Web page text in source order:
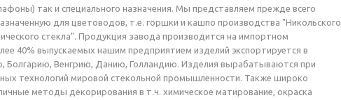
так и специального назначения. Мы представляем прежде всего
для цветоводов, т.е. горшки и кашпо производства "Никольского
стекла". Продукция завода производится на импортном
40% выпускаемых нашим предприятием изделий экспортируется в
Болгарию, Венгрию, Данию, Голландию. Изделия вырабатываются при
технологий мировой стекольной промышленности. Также широко
методы декорирования в т.ч. химическое матирование, окраска